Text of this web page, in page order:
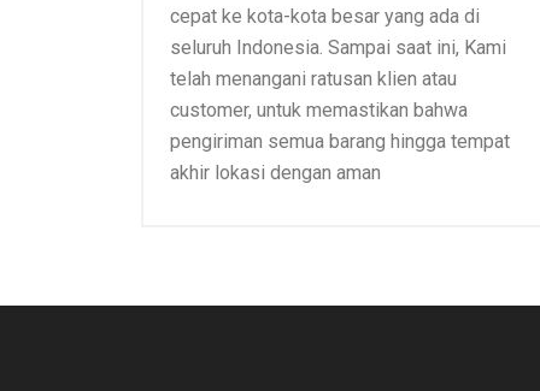
cepat ke kota-kota besar yang ada di
seluruh Indonesia. Sampai saat ini, Kami
telah menangani ratusan klien atau
customer, untuk memastikan bahwa
pengiriman semua barang hingga tempat
akhir lokasi dengan aman